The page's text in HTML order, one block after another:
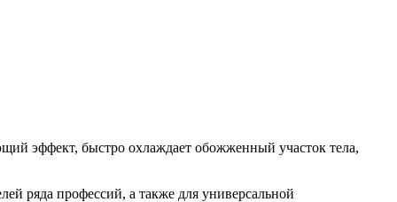
эффект, быстро охлаждает обожженный участок тела,
ряда профессий, а также для универсальной